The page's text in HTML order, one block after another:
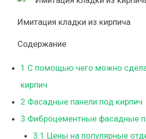
Имитация кладки из кирпича
Содержание
1 С помощью чего можно
кирпич
2 Фасадные панели под кирпич
3 Фиброцементные фасадные
3.1 Цены на популярные